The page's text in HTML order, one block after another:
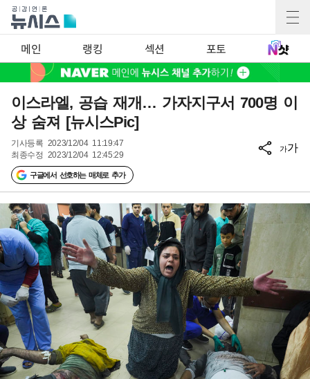
메인 랭킹 섹션 포토
이스라엘, 공습 재개… 가자지구서 700명 이
상 숨져 [뉴시스Pic]
기사등록 2023/12/04 11:19:47
최종수정 2023/12/04 12:45:29
구글에서 선호하는 매체로 추가
가가